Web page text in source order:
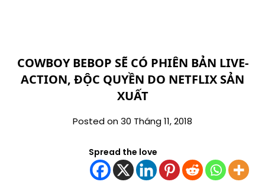
COWBOY BEBOP SẼ CÓ PHIÊN BẢN LIVE-
ACTION, ĐỘC QUYỀN DO NETFLIX SẢN
XUẤT
Posted on 30 Tháng 11, 2018
Spread the love